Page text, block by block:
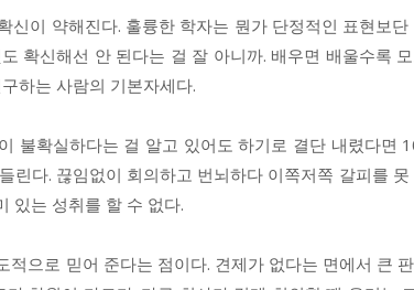
이 약해진다. 훌륭한 학자는 뭔가 단정적인 표현보단
확신해선 안 된다는 걸 잘 아니까. 배우면 배울수록
하는 사람의 기본자세다.
불확실하다는 걸 알고 있어도 하기로 결단 내렸다면
린다. 끊임없이 회의하고 번뇌하다 이쪽저쪽 갈피를 못
있는 성취를 할 수 없다.
으로 믿어 준다는 점이다. 견제가 없다는 면에서 큰